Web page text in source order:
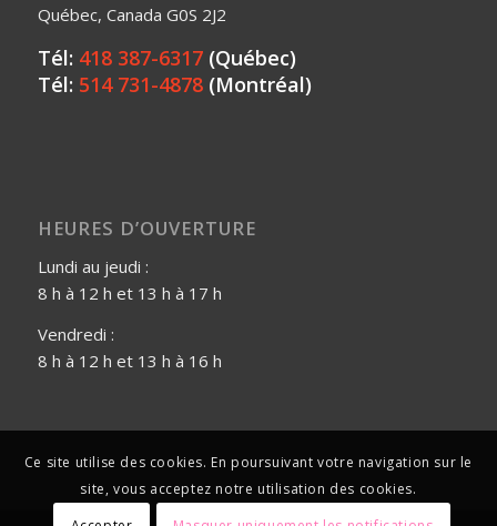
Québec, Canada G0S 2J2
Tél: 418 387-6317(Québec)
Tél: 514 731-4878(Montréal)
HEURES D’OUVERTURE
Lundi au jeudi :
8 h à 12 h et 13 h à 17 h
Vendredi :
8 h à 12 h et 13 h à 16 h
Ce site utilise des cookies. En poursuivant votre navigation sur le
site, vous acceptez notre utilisation des cookies.